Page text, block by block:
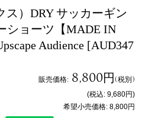
ス）DRY サッカーギン
ョーツ【MADE IN
Audience [AUD347
販売価格: 8,800円(税別)
(税込: 9,680円)
希望小売価格: 8,800円